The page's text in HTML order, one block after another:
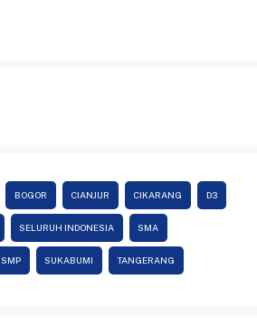
BOGOR CIANJUR CIKARANG D3
SELURUH INDONESIA SMA
SMP SUKABUMI TANGERANG